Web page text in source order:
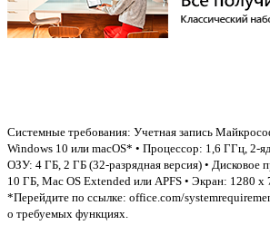
Системные требования: Учетная запись
Windows 10 или macOS* • Процессор: 1,6 ГГц, 2-
ОЗУ: 4 ГБ, 2 ГБ (32-разрядная версия) • Дисковое
10 ГБ, Mac OS Extended или APFS • Экран: 1280
*Перейдите по ссылке: office.com/
о требуемых функциях.